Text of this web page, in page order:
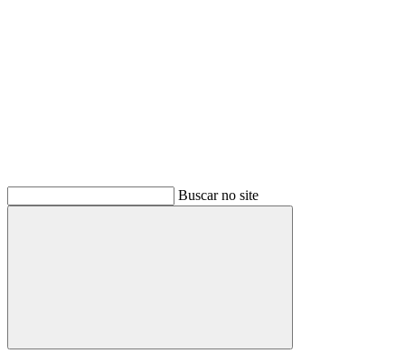
Buscar no site
Buscar